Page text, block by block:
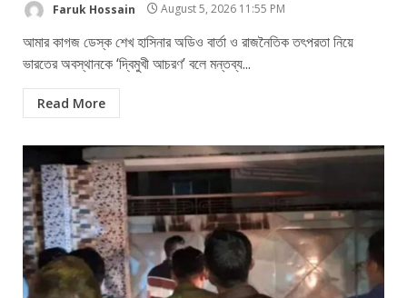
Faruk Hossain August 5, 2026 11:55 PM
আমার কাগজ ডেস্ক শেখ হাসিনার অডিও বার্তা ও রাজনৈতিক তৎপরতা নিয়ে
ভারতের অবস্থানকে ‘দ্বিমুখী আচরণ’ বলে মন্তব্য...
Read More